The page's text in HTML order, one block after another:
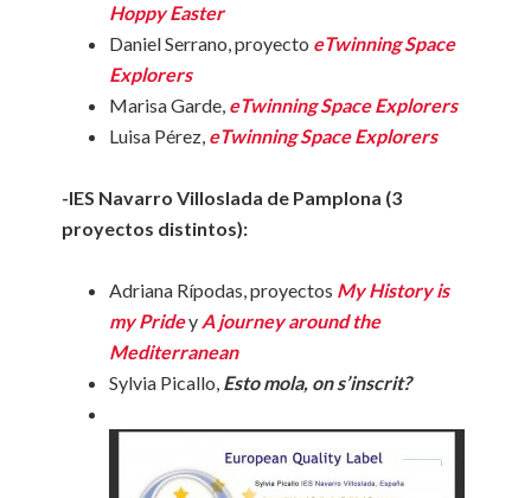
Hoppy Easter
Daniel Serrano, proyecto eTwinning Space
Explorers
Marisa Garde, eTwinning Space Explorers
Luisa Pérez, eTwinning Space Explorers
-IES Navarro Villoslada de Pamplona (3
proyectos distintos):
Adriana Rípodas, proyectos My History is
my Pridey A journey around the
Mediterranean
Sylvia Picallo, Esto mola, on s’inscrit?